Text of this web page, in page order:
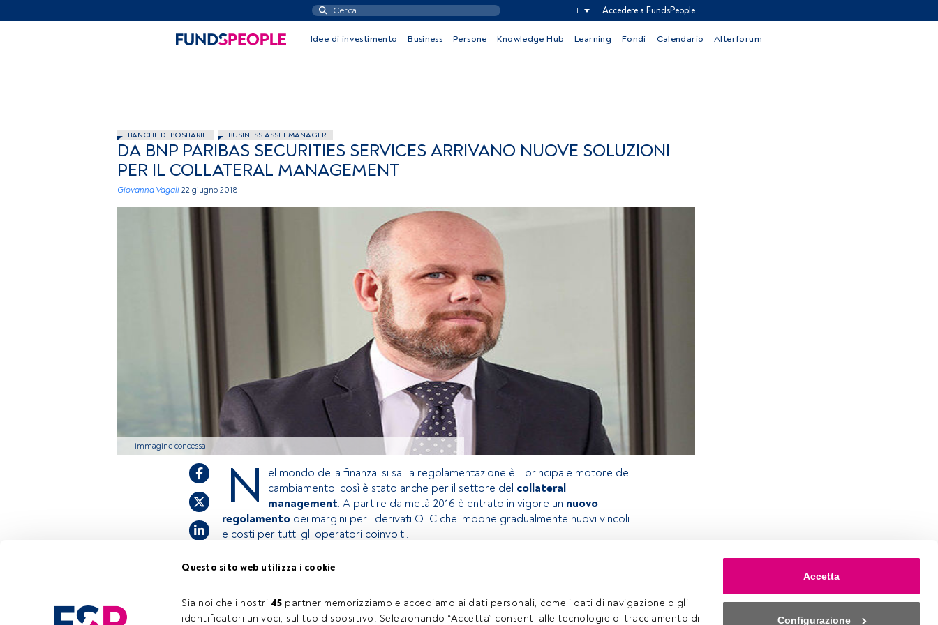
Questo sito web utilizza i cookie
Sia noi che i nostri 45 partner memorizziamo e accediamo ai dati personali, come i dati di navigazione o gli
identificatori univoci, sul tuo dispositivo. Selezionando “Accetta” consenti alle tecnologie di tracciamento di
Accetta
Configurazione
IT Accedere a FundsPeople
Idee di investimento Business Persone Knowledge Hub Learning Fondi Calendario Alterforum
BANCHE DEPOSITARIE BUSINESS ASSET MANAGER
DA BNP PARIBAS SECURITIES SERVICES ARRIVANO NUOVE SOLUZIONI
PER IL COLLATERAL MANAGEMENT
Giovanna Vagali 22 giugno 2018
immagine concessa
N
el mondo della finanza, si sa, la regolamentazione è il principale motore del
cambiamento, così è stato anche per il settore del collateral
management. A partire da metà 2016 è entrato in vigore un nuovo
regolamento dei margini per i derivati OTC che impone gradualmente nuovi vincoli
e costi per tutti gli operatori coinvolti.
accedi tramite il pulsante Login. Se non hai ancora un account, ti invitiamo a
registrarti per scoprire tutti i contenuti che FundsPeople ha da offrire.